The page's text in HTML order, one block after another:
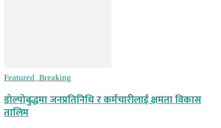
Featured_Breaking
डोल्पोबुद्धमा जनप्रतिनिधि र कर्मचारीलाई क्षमता विकास
तालिम